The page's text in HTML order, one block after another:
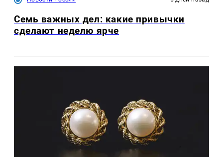
Семь важных дел: какие привычки
сделают неделю ярче